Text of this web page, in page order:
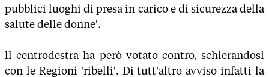
pubblici luoghi di presa in carico e di sicurezza della
salute delle donne'.
ll centrodestra ha però votato contro, schierandosi
con le Regioni 'ribelli'. Di tutt'altro avviso infatti la